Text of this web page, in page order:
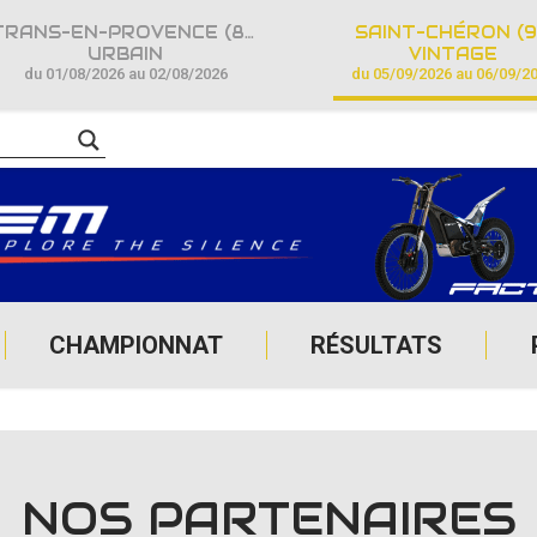
CHAMPIONNAT RÉSULTATS
TRANS-EN-PROVENCE (83)
URBAIN
du 01/08/2026 au 02/08/2026
SAINT-CHÉRON
VINTAGE
du 05/09/2026 au 06/09/
NOS PARTENAIRES